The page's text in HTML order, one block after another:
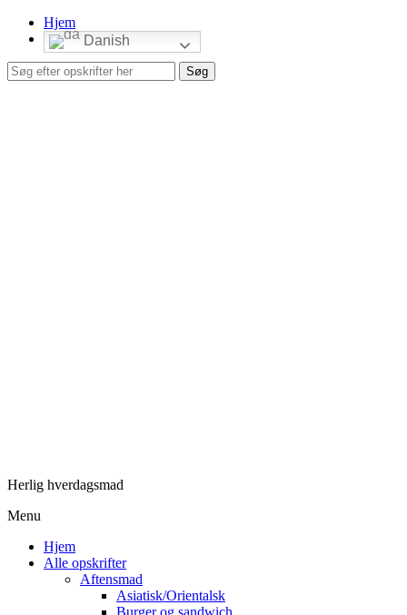
Hjem
Danish
Herlig hverdagsmad
Menu
Hjem
Alle opskrifter
Aftensmad
Asiatisk/Orientalsk
Burger og sandwich